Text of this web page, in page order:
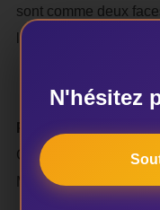
sont comme deux
l’envers et le revers.
Critique du spectacle
MASA 2020
N'hésitez